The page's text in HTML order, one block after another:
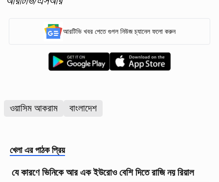
আরটিভি খবর পেতে গুগল নিউজ চ্যানেল ফলো করুন
ওয়াসিম আকরাম বাংলাদেশ
খেলা এর পাঠক প্রিয়
যে কারণে ভিনিকে আর এক ইউরোও বেশি দিতে রাজি নয় রিয়াল